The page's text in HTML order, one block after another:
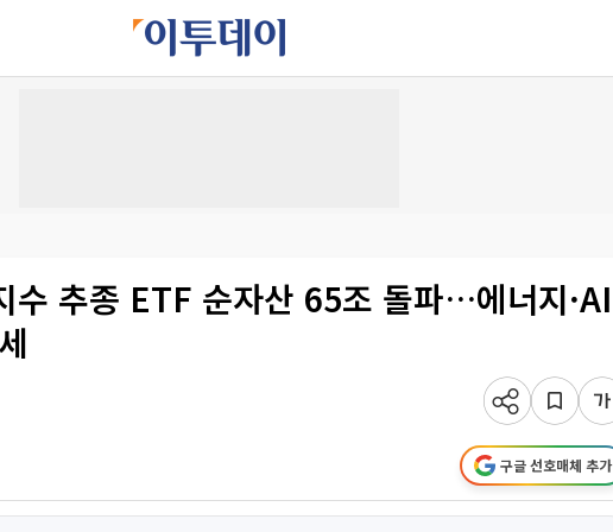
수 추종 ETF 순자산 65조 돌파…에너지·AI
구글 선호매체 추가